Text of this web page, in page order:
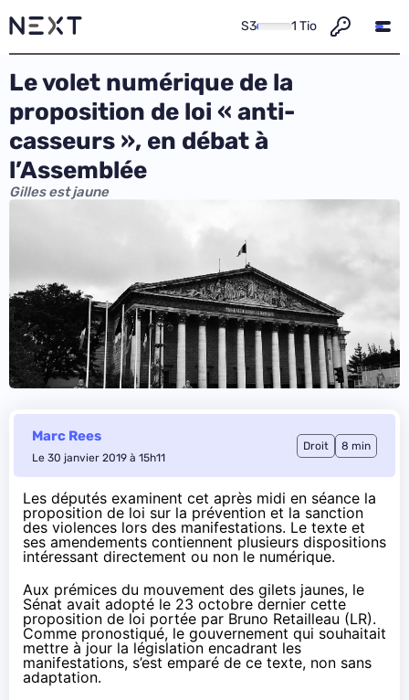
S3 1 Tio
Le volet numérique de la
proposition de loi « anti-
casseurs », en débat à
l’Assemblée
Gilles est jaune
Marc Rees
Le 30 janvier 2019 à 15h11
Droit 8 min
Les députés examinent cet après midi en séance la
proposition de loi sur la prévention et la sanction
des violences lors des manifestations. Le texte et
ses amendements contiennent plusieurs dispositions
intéressant directement ou non le numérique.
Aux prémices du mouvement des gilets jaunes, le
Sénat avait adopté le 23 octobre dernier cette
proposition de loi portée par Bruno Retailleau (LR).
Comme pronostiqué, le gouvernement qui souhaitait
mettre à jour la législation encadrant les
manifestations, s’est emparé de ce texte, non sans
adaptation.